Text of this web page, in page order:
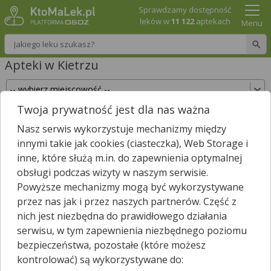
Wpisz nazwę leku
Sprawdzamy dostępność
leków w11 122aptekach Menu
Apteki w Kietrzu
Sprawdź, które apteki w Kietrzu posiadają Twój
lek i zarezerwuj go już teraz!
Wpisz nazwę leku
W Kietrzu są apteki.
apteki zgłosiły nam, że są właśnie
otwarte.*
Wybierz typ aptek
Twoja prywatność jest dla nas ważna
Nasz serwis wykorzystuje mechanizmy między
innymi takie jak cookies (ciasteczka), Web Storage i
inne, które służą m.in. do zapewnienia optymalnej
obsługi podczas wizyty w naszym serwisie.
Powyższe mechanizmy mogą być wykorzystywane
przez nas jak i przez naszych partnerów. Część z
nich jest niezbędna do prawidłowego działania
serwisu, w tym zapewnienia niezbędnego poziomu
bezpieczeństwa, pozostałe (które możesz
kontrolować) są wykorzystywane do: